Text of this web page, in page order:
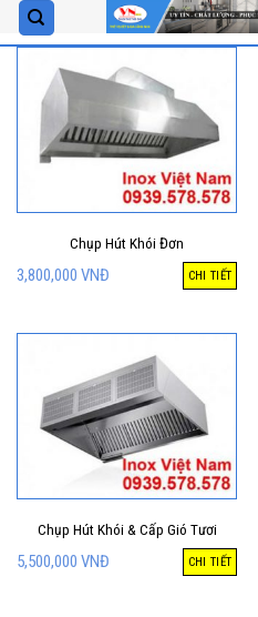
Skip
to
Chụp Hút Khói Đơn
3,800,000 VNĐ CHI TIẾT
Chụp Hút Khói & Cấp Gió Tươi
5,500,000 VNĐ CHI TIẾT